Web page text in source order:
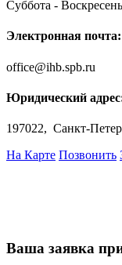
Суббота -
Электронная почта:
office@ihb.spb.ru
Юридический
197022, Санкт-
На Карте Позвонить
Ваша заявка